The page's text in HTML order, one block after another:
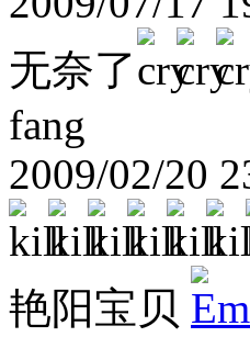
无奈了
fang
2009/02/20
艳阳宝贝